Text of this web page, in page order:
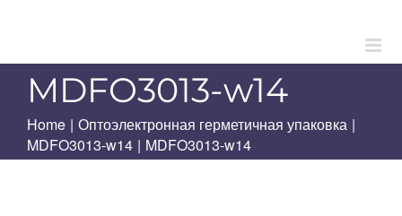
MDFO3013-w14
Home | Оптоэлектронная герметичная упаковка |
MDFO3013-w14 | MDFO3013-w14